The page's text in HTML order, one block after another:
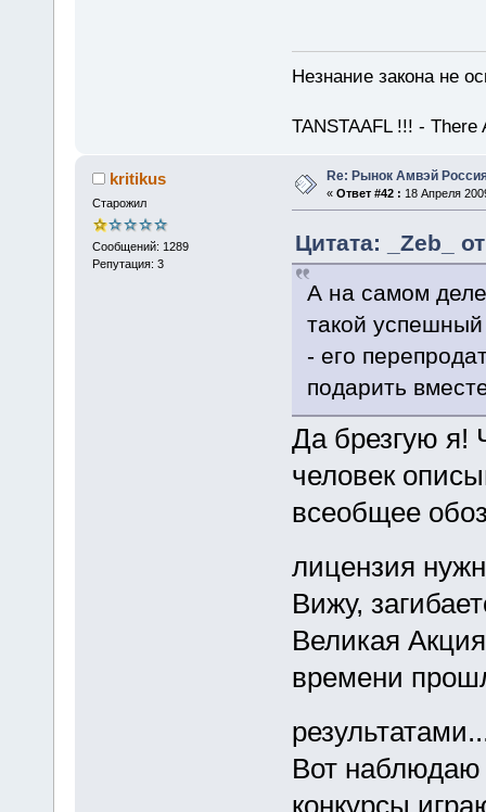
Незнание закона не
TANSTAAFL !!! - There
kritikus
Старожил
Сообщений: 1289
Репутация: 3
Re: Рынок Амвэй
« Ответ #42 : 18 Апреля
Цитата: _Zeb_
А на самом
такой
- его
подарить
Да брезгую я!
человек
всеобщее
лицензия
Вижу,
Великая
времени
Вот наблюдаю
конкурсы